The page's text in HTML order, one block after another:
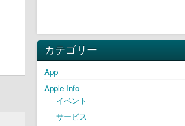
カテゴリー
App
Apple Info
イベント
サービス